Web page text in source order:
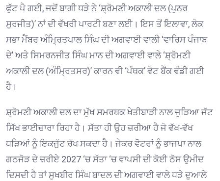
ਫੁੱਟ ਪੈ ਗਈ, ਜਦੋਂ ਬਾਗੀ ਧੜੇ ਨੇ ‘ਸ਼੍ਰੋਮਣੀ ਅਕਾਲੀ ਦਲ (ਪੁਨਰ
ਸੁਰਜੀਤ)’ ਨਾਂ ਦੀ ਵੱਖਰੀ ਪਾਰਟੀ ਬਣਾ ਲਈ। ਇਸ ਤੋਂ ਇਲਾਵਾ, ਲੋਕ
ਸਭਾ ਮੈਂਬਰ ਅੰਮ੍ਰਿਤਪਾਲ ਸਿੰਘ ਦੀ ਅਗਵਾਈ ਵਾਲੀ ‘ਵਾਰਿਸ ਪੰਜਾਬ
ਦੇ’ ਅਤੇ ਸਿਮਰਨਜੀਤ ਸਿੰਘ ਮਾਨ ਦੀ ਅਗਵਾਈ ਵਾਲੇ ‘ਸ਼੍ਰੋਮਣੀ
ਅਕਾਲੀ ਦਲ (ਅੰਮ੍ਰਿਤਸਰ)’ ਕਾਰਨ ਵੀ ‘ਪੰਥਕ’ ਵੋਟ ਬੈਂਕ ਵੰਡੀ ਗਈ
ਹੈ।
ਸ਼੍ਰੋਮਣੀ ਅਕਾਲੀ ਦਲ ਦਾ ਮੁੱਖ ਸਮਰਥਕ ਖੇਤੀਬਾੜੀ ਨਾਲ ਜੁੜਿਆ ਜੱਟ
ਸਿੱਖ ਭਾਈਚਾਰਾ ਰਿਹਾ ਹੈ। ਸੱਤਾ ਹੀ ਉਹ ਜ਼ਰੀਆ ਹੈ ਜੋ ਵੱਖ-ਵੱਖ
ਧੜਿਆਂ ਨੂੰ ਇਕਜੁੱਟ ਰੱਖ ਸਕਦਾ ਹੈ। ਜੇਕਰ ਵੋਟਰਾਂ ਨੂੰ ਭਾਜਪਾ ਨਾਲ
ਗਠਜੋੜ ਦੇ ਜ਼ਰੀਏ 2027 ‘ਚ ਸੱਤਾ ‘ਚ ਵਾਪਸੀ ਦੀ ਕੋਈ ਠੋਸ ਉਮੀਦ
ਦਿਸਦੀ ਹੈ ਤਾਂ ਸੁਖਬੀਰ ਸਿੰਘ ਬਾਦਲ ਦੀ ਅਗਵਾਈ ਵਾਲੇ ਧੜੇ ਦੁਆਲੇ